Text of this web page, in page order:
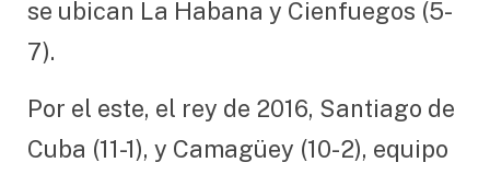
se ubican La Habana y Cienfuegos (5-
7).
Por el este, el rey de 2016, Santiago de
Cuba (11-1), y Camagüey (10-2), equipo